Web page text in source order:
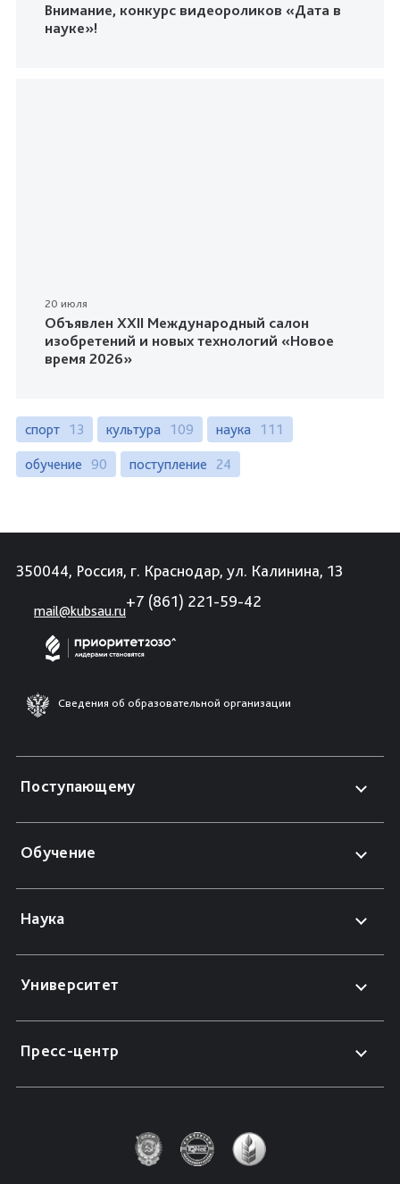
Внимание, конкурс видеороликов «Дата в
науке»!
20 июля
Объявлен XXII Международный салон
изобретений и новых технологий «Новое
время 2026»
спорт 13 культура 109 наука 111
обучение 90 поступление 24
350044, Россия, г. Краснодар, ул. Калинина, 13
mail@kubsau.ru
+7 (861) 221-59-42
Сведения об образовательной организации
Поступающему
Обучение
Наука
Университет
Пресс-центр